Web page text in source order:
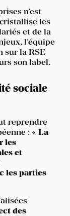
n’est
les
et de la
l’équipe
sur la RSE
son label.
sociale
reprendre
: « La
les
et
les parties
des